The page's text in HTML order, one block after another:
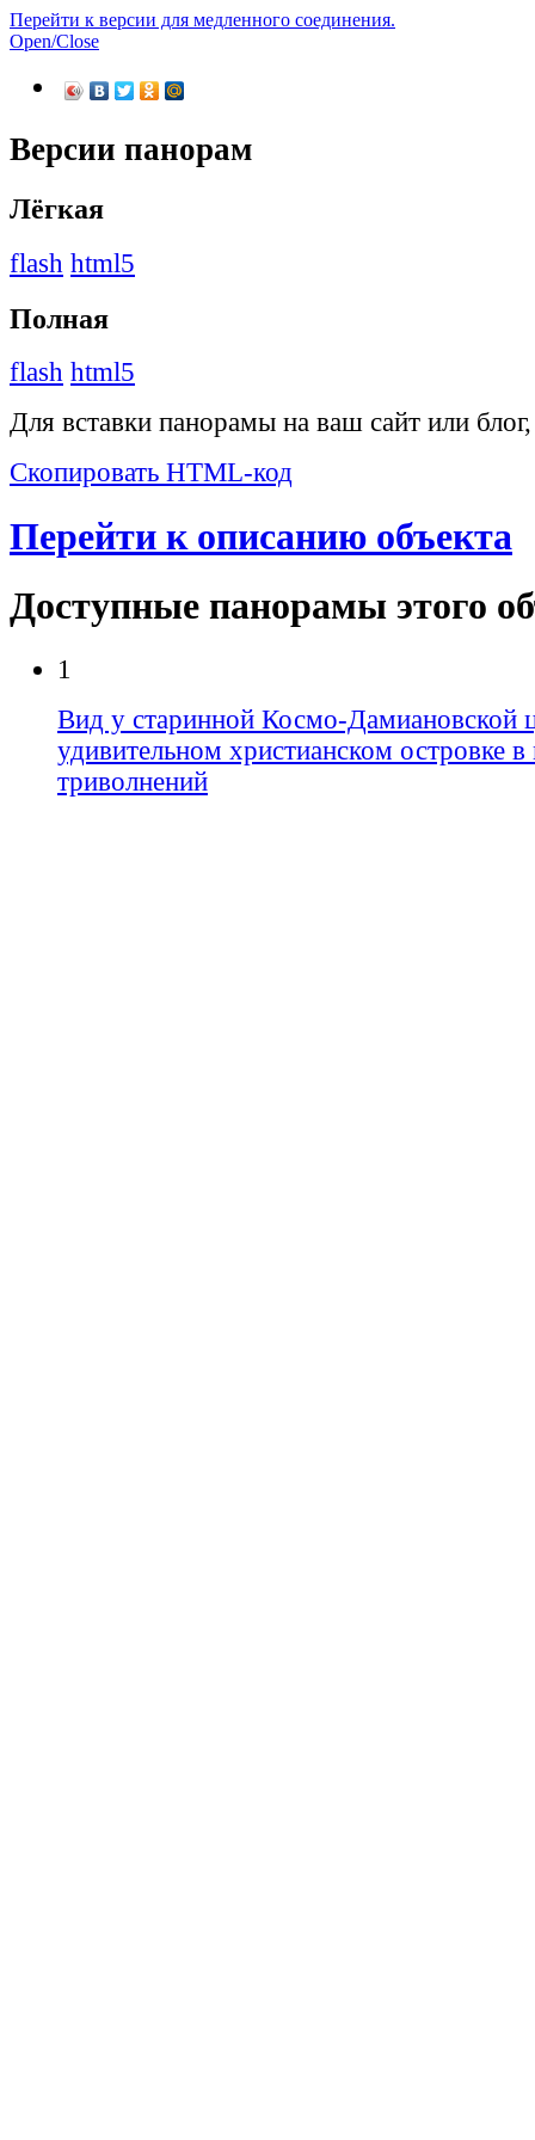
Перейти к версии для медленного соединения.
Open/Close
Версии панорам
Лёгкая
flash html5
Полная
flash html5
Для вставки панорамы на ваш сайт или
Скопировать HTML-код
Перейти к описанию объекта
Доступные панорамы этого
1
Вид у старинной Космо-Дамиановской
удивительном христианском островке
триволнений